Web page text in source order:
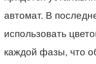
автомат. В
использовать
каждой фазы, что